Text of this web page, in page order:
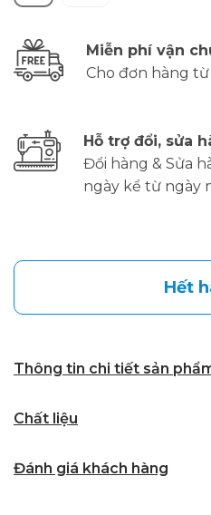
Miễn phí vận
Cho đơn hàng
Hỗ trợ đổi, sửa
Đổi hàng & Sửa
ngày kể từ ngày
Hết
Thông tin chi tiết sản
Chất liệu
Đánh giá khách hàng